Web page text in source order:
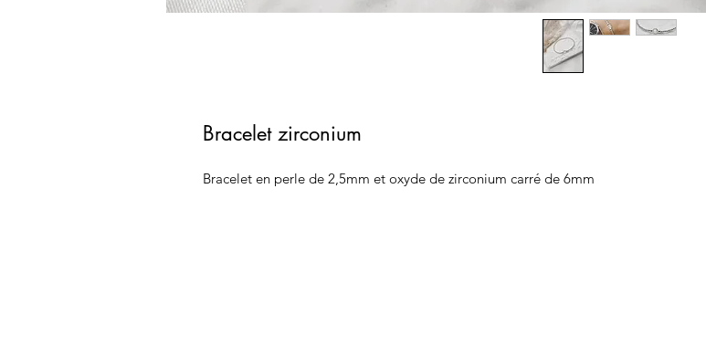
Bracelet zirconium
Bracelet en perle de 2,5mm et oxyde de zirconium carré de 6mm